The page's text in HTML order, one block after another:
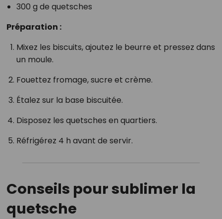
300 g de quetsches
Préparation :
Mixez les biscuits, ajoutez le beurre et pressez dans
un moule.
Fouettez fromage, sucre et crème.
Étalez sur la base biscuitée.
Disposez les quetsches en quartiers.
Réfrigérez 4 h avant de servir.
Conseils pour sublimer la
quetsche